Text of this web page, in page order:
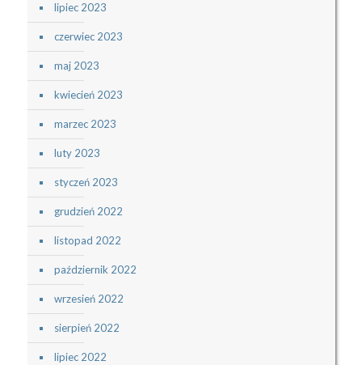
lipiec 2023
czerwiec 2023
maj 2023
kwiecień 2023
marzec 2023
luty 2023
styczeń 2023
grudzień 2022
listopad 2022
październik 2022
wrzesień 2022
sierpień 2022
lipiec 2022